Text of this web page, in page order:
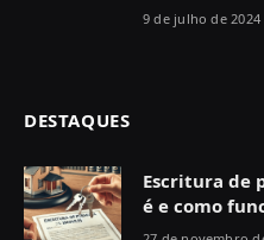
9 de julho de 2024
DESTAQUES
Escritura de
é e como